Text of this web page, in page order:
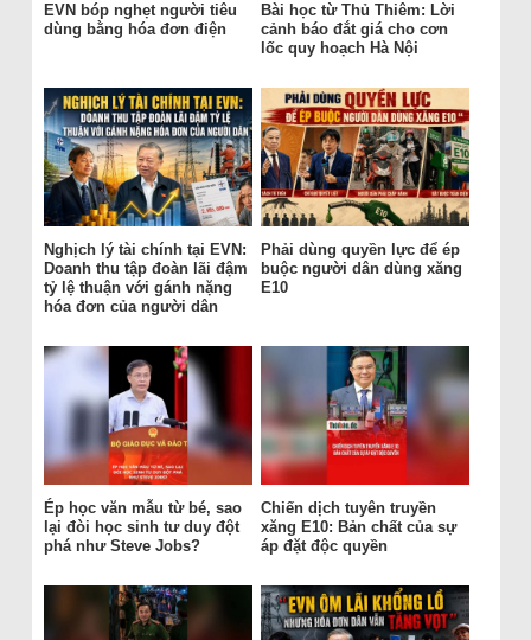
EVN bóp nghẹt người tiêu
dùng bằng hóa đơn điện
Bài học từ Thủ Thiêm: Lời
cảnh báo đắt giá cho cơn
lốc quy hoạch Hà Nội
Nghịch lý tài chính tại EVN:
Doanh thu tập đoàn lãi đậm
tỷ lệ thuận với gánh nặng
hóa đơn của người dân
Phải dùng quyền lực để ép
buộc người dân dùng xăng
E10
Ép học văn mẫu từ bé, sao
lại đòi học sinh tư duy đột
phá như Steve Jobs?
Chiến dịch tuyên truyền
xăng E10: Bản chất của sự
áp đặt độc quyền